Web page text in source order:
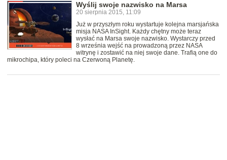
Wyślij swoje nazwisko na Marsa
20 sierpnia 2015, 11:09
Już w przyszłym roku wystartuje kolejna marsjańska
misja NASA InSight. Każdy chętny może teraz
wysłać na Marsa swoje nazwisko. Wystarczy przed
8 września wejść na prowadzoną przez NASA
witrynę i zostawić na niej swoje dane. Trafią one do
mikrochipa, który poleci na Czerwoną Planetę.